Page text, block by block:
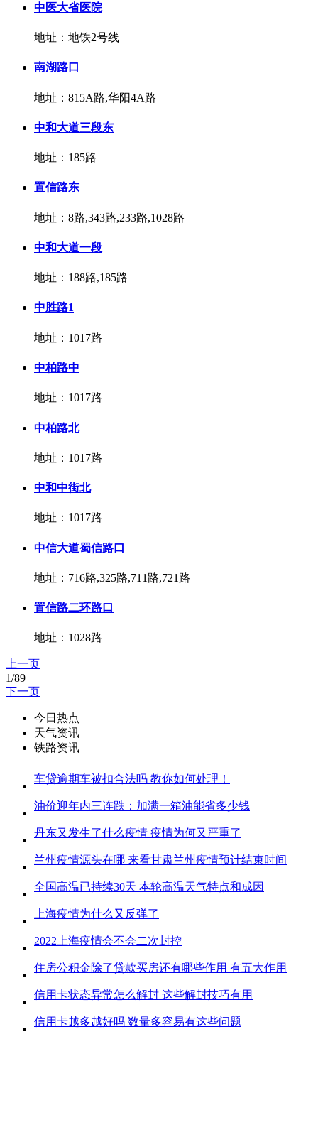
中医大省医院
地址：地铁2号线
南湖路口
地址：815A路,华阳4A路
中和大道三段东
地址：185路
置信路东
地址：8路,343路,233路,1028路
中和大道一段
地址：188路,185路
中胜路1
地址：1017路
中柏路中
地址：1017路
中柏路北
地址：1017路
中和中街北
地址：1017路
中信大道蜀信路口
地址：716路,325路,711路,721路
置信路二环路口
地址：1028路
上一页
1/89
下一页
今日热点
天气资讯
铁路资讯
车贷逾期车被扣合法吗 教你如何处理！
油价迎年内三连跌：加满一箱油能省多少钱
丹东又发生了什么疫情 疫情为何又严重了
兰州疫情源头在哪 来看甘肃兰州疫情预计结束时间
全国高温已持续30天 本轮高温天气特点和成因
上海疫情为什么又反弹了
2022上海疫情会不会二次封控
住房公积金除了贷款买房还有哪些作用 有五大作用
信用卡状态异常怎么解封 这些解封技巧有用
信用卡越多越好吗 数量多容易有这些问题